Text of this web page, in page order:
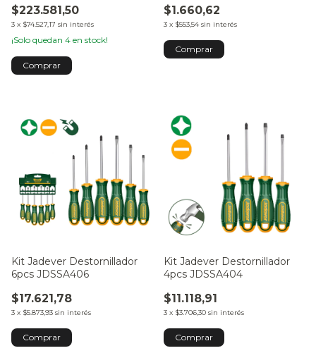
Cargador JDCD2512-4
$223.581,50
3 x $74.527,17 sin interés
¡Solo quedan 4 en stock!
$1.660,62
3 x $553,54 sin interés
Kit Jadever Destornillador
6pcs JDSSA406
$17.621,78
3 x $5.873,93 sin interés
Kit Jadever Destornillador
4pcs JDSSA404
$11.118,91
3 x $3.706,30 sin interés